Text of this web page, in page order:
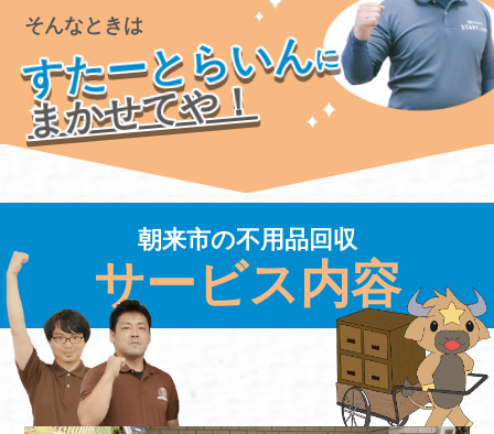
そんなときは
すたーとらいんに
まかせてや！
朝来市の不用品回収
サービス内容